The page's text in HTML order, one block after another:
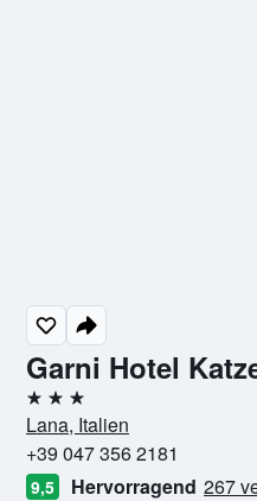
Garni Hotel
3 Sterne
Lana, Italien
+39 047 356 2181
9,5 Hervorragend 267